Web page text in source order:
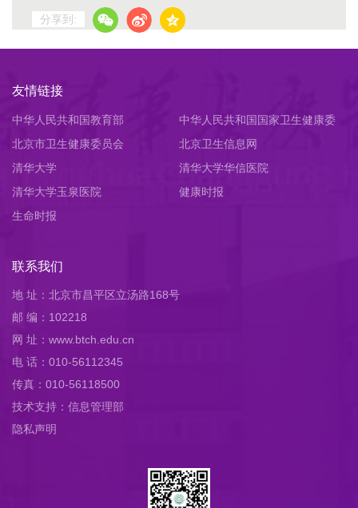
分享到:
友情链接
中华人民共和国教育部
中华人民共和国国家卫生健康委
员会
北京市卫生健康委员会
北京卫生信息网
清华大学
清华大学华信医院
清华大学玉泉医院
健康时报
生命时报
联系我们
地 址：北京市昌平区立汤路168号
邮 编：102218
网 址：www.btch.edu.cn
电 话：010-56112345
传真：010-56118500
技术支持：信息管理部
隐私声明